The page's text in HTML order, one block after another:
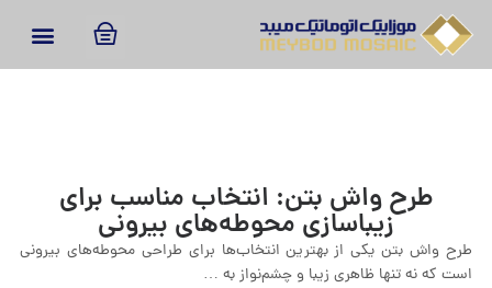
طرح‌ واش بتن: انتخاب مناسب برای
زیباسازی محوطه‌های بیرونی
طرح‌ واش بتن یکی از بهترین انتخاب‌ها برای طراحی محوطه‌های بیرونی
است که نه تنها ظاهری زیبا و چشم‌نواز به …